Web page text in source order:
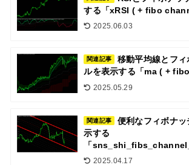
する「xRSI ( + fibo
2025.06.03
関連記事
移動平均線とフ
ルを表示する「ma ( +
2025.05.29
関連記事
便利なフィボナ
示する
「
2025.04.17